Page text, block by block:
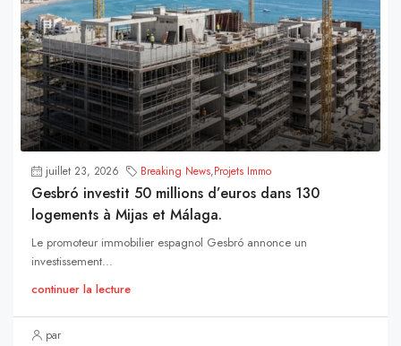
juillet 23, 2026 Breaking News,Projets Immo
Gesbró investit 50 millions d’euros dans 130
logements à Mijas et Málaga.
Le promoteur immobilier espagnol Gesbró annonce un
investissement...
continuer la lecture
par